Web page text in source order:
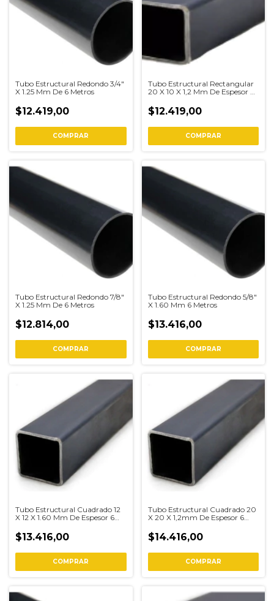
Tubo Estructural Redondo 3/4"
X 1.25 Mm De 6 Metros
$12.419,00
COMPRAR
Tubo Estructural Rectangular
20 X 10 X 1,2 Mm De Espesor 6
$12.419,00
COMPRAR
Tubo Estructural Redondo 7/8"
X 1.25 Mm De 6 Metros
$12.814,00
COMPRAR
Tubo Estructural Redondo 5/8"
X 1.60 Mm 6 Metros
$13.416,00
COMPRAR
Tubo Estructural Cuadrado 12
X 12 X 1.60 Mm De Espesor 6
$13.416,00
COMPRAR
Tubo Estructural Cuadrado 20
X 20 X 1,2mm De Espesor 6
$14.416,00
COMPRAR